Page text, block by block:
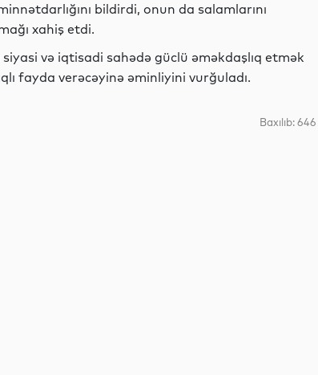
bildirdi, onun da salamlarını
xahiş etdi.
və iqtisadi sahədə güclü əməkdaşlıq etmək
fayda verəcəyinə əminliyini vurğuladı.
Baxılıb: